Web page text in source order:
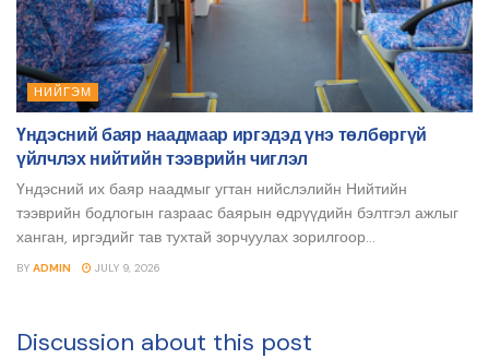
НИЙГЭМ
Үндэсний баяр наадмаар иргэдэд үнэ төлбөргүй
үйлчлэх нийтийн тээврийн чиглэл
Үндэсний их баяр наадмыг угтан нийслэлийн Нийтийн
тээврийн бодлогын газраас баярын өдрүүдийн бэлтгэл ажлыг
ханган, иргэдийг тав тухтай зорчуулах зорилгоор...
BY ADMIN JULY 9, 2026
Discussion about this post